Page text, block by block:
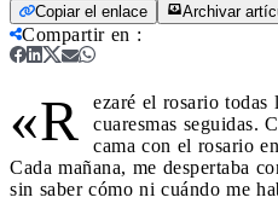
Copiar el enlace Archivar
Compartir en :
«R
ezaré el rosario todas
cuaresmas seguidas.
cama con el rosario
Cada mañana, me despertaba
sin saber cómo ni cuándo me